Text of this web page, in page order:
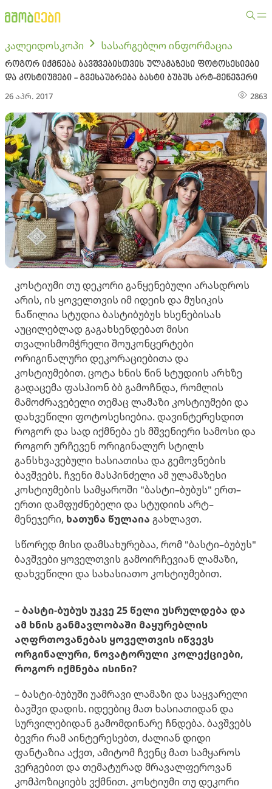
კალეიდოსკოპი სასარგებლო ინფორმაცია
როგორ იქმნება ბავშვებისთვის ულამაზესი ფოტოსესიები
და კოსტიუმები - გვესაუბრება ბასტი ბუბუს არტ-მენეჯერი
26 აპრ. 2017 2863
კოსტიუმი თუ დეკორი განყენებული არასდროს
არის, ის ყოველთვის იმ იდეის და მუსიკის
ნაწილია სტუდია ბასტიბუბუს ხსენებისას
აუცილებლად გაგახსენდებათ მისი
თვალისმომჭრელი შოუკონცერტები
ორიგინალური დეკორაციებითა და
კოსტიუმებით. ცოტა ხნის წინ სტუდიის არხზე
გადაცემა ფასჰიონ ბბ გამოჩნდა, რომლის
მამოძრავებელი თემაც ლამაზი კოსტიუმები და
დახვეწილი ფოტოსესიებია. დავინტერესდით
როგორ და სად იქმნება ეს მშვენიერი სამოსი და
როგორ ურჩევენ ორიგინალურ სტილს
განსხვავებული ხასიათისა და გემოვნების
ბავშვებს. ჩვენი მასპინძელი ამ ულამაზესი
კოსტიუმების სამყაროში "ბასტი–ბუბუს" ერთ–
ერთი დამფუძნებელი და სტუდიის არტ–
მენეჯერი, ხათუნა წულაია გახლავთ.
სწორედ მისი დამსახურებაა, რომ "ბასტი–ბუბუს"
ბავშვები ყოველთვის გამოირჩევიან ლამაზი,
დახვეწილი და სახასიათო კოსტიუმებით.
– ბასტი-ბუბუს უკვე 25 წელი უსრულდება და
ამ ხნის განმავლობაში მაყურებლის
აღფრთოვანებას ყოველთვის იწვევს
ორგინალური, ნოვატორული კოლექციები,
როგორ იქმნება ისინი?
– ბასტი-ბუბუში უამრავი ლამაზი და საყვარელი
ბავშვი დადის. იდეებიც მათ ხასიათიდან და
სურვილებიდან გამომდინარე ჩნდება. ბავშვებს
ბევრი რამ აინტერესებთ, ძალიან დიდი
ფანტაზია აქვთ, ამიტომ ჩვენც მათ სამყაროს
ვერგებით და თემატურად მრავალფეროვან
კომპოზიციებს ვქმნით. კოსტიუმი თუ დეკორი